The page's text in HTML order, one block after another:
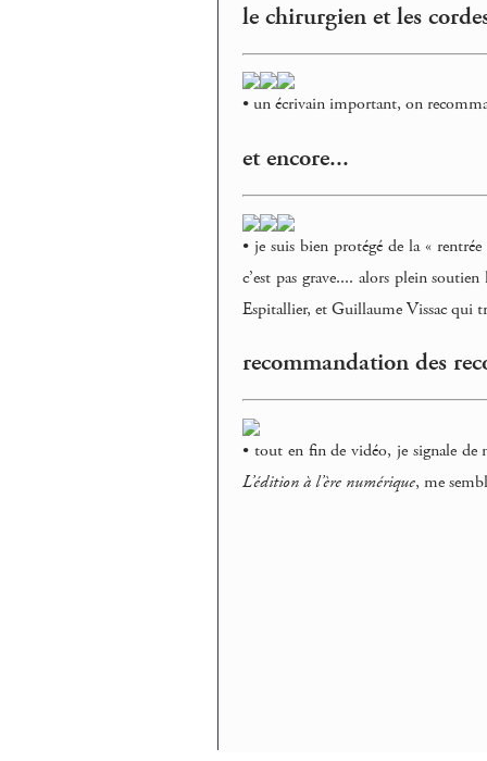
le chirurgien et les
• un écrivain important, on
et encore...
• je suis bien protégé de la «
c’est pas grave.... alors plein
Espitallier, et Guillaume Vissac qui
recommandation des
• tout en fin de vidéo, je signale
L’édition à l’ère numérique, me